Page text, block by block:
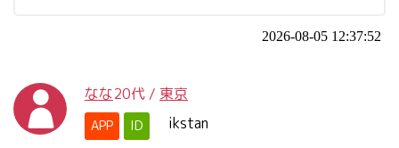
2026-08-05 12:37:52
なな20代 / 東京
APP ID ikstan